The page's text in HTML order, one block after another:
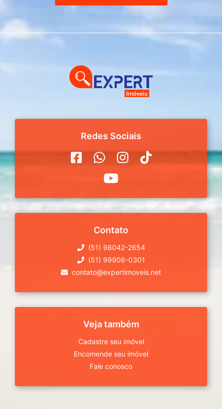
Redes Sociais
Contato
(51) 98042-2654
(51) 99906-0301
contato@expertimoveis.net
Veja também
Cadastre seu imóvel
Encomende seu imóvel
Fale conosco